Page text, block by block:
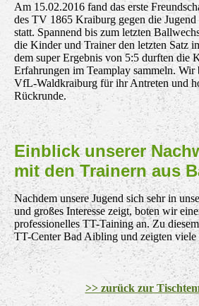
Am 15.02.2016 fand das erste
des TV 1865 Kraiburg gegen die
statt. Spannend bis zum letzten
die Kinder und Trainer den letzten Satz
dem super Ergebnis von 5:5 durften die
Erfahrungen im Teamplay sammeln. Wir
VfL-Waldkraiburg für ihr Antreten und
Rückrunde.
Einblick unserer
mit den Trainern aus
Nachdem unsere Jugend sich sehr in
und großes Interesse zeigt, boten wir
professionelles TT-Taining an. Zu
TT-Center Bad Aibling und zeigten
>> zurück zur